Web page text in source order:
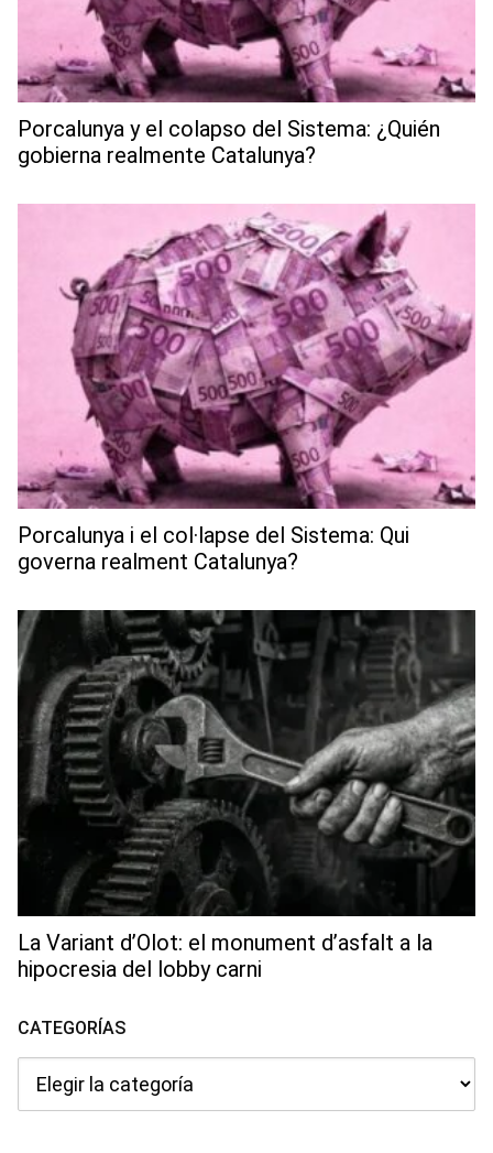
Porcalunya y el colapso del Sistema: ¿Quién
gobierna realmente Catalunya?
Porcalunya i el col·lapse del Sistema: Qui
governa realment Catalunya?
La Variant d’Olot: el monument d’asfalt a la
hipocresia del lobby carni
CATEGORÍAS